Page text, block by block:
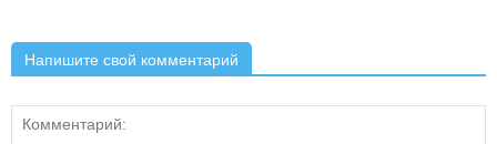
Напишите свой комментарий